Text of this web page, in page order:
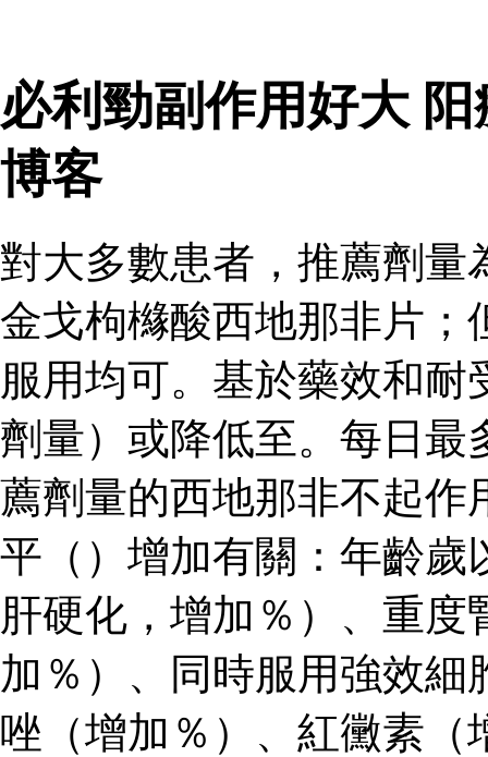
必利勁副作用好大
博客
對大多數患者，推薦劑量
金戈枸櫞酸西地那非片；
服用均可。基於藥效和
劑量）或降低至。每日最
薦劑量的西地那非不起作
平（）增加有關：年齡歲
肝硬化，增加％）、重
加％）、同時服用強效
唑（增加％）、紅黴素（